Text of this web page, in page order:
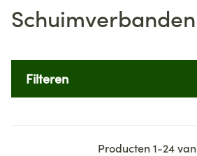
Schuimverbanden
Filteren
Producten1-24van